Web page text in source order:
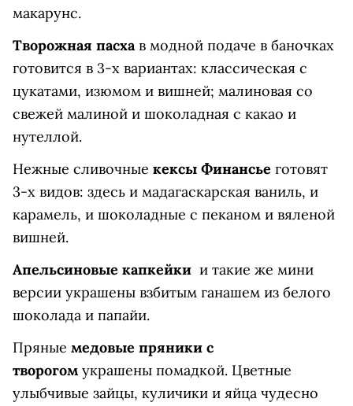
макарунс.
Творожная пасхав модной подаче в баночках
готовится в 3-х вариантах: классическая с
цукатами, изюмом и вишней; малиновая со
свежей малиной и шоколадная с какао и
нутеллой.
Нежные сливочные кексы Финансье готовят
3-х видов: здесь и мадагаскарская ваниль, и
карамель, и шоколадные с пеканом и вяленой
вишней.
Апельсиновые капкейки и такие же мини
версии украшены взбитым ганашем из белого
шоколада и папайи.
Пряные медовые пряники с
творогом украшены помадкой. Цветные
улыбчивые зайцы, куличики и яйца чудесно